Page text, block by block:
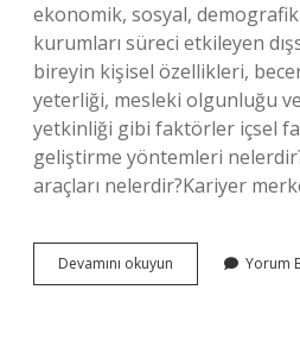
ekonomik, sosyal,
kurumları süreci etkileyen
bireyin kişisel özellikleri,
yeterliği, mesleki olgunluğu
yetkinliği gibi faktörler içsel
geliştirme yöntemleri
araçları nelerdir?Kariyer
Devamını okuyun
Planlama
Yorum